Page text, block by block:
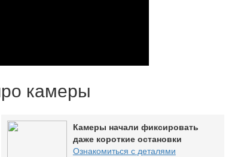
камеры
Камеры начали фиксировать
даже короткие остановки
Ознакомиться с деталями